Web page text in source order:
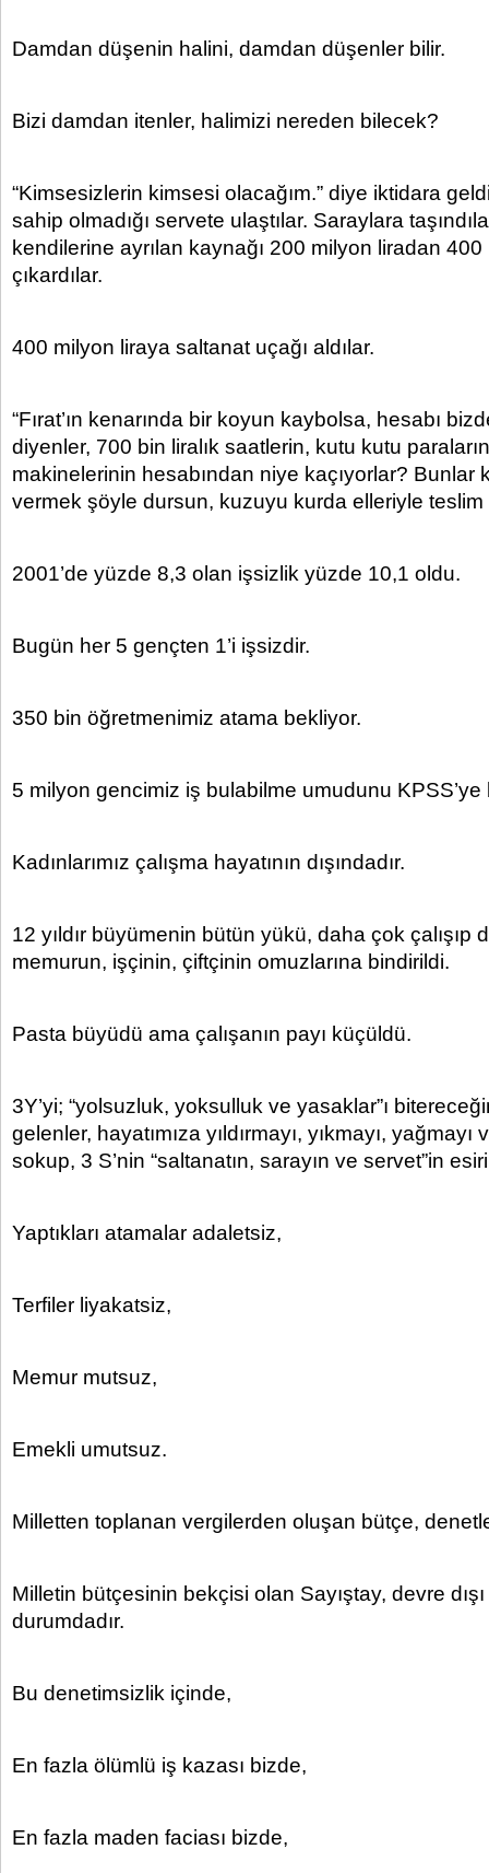
Damdan düşenin halini, damdan düşenler bilir.
Bizi damdan itenler, halimizi nereden bilecek?
“Kimsesizlerin kimsesi olacağım.” diye iktidara
sahip olmadığı servete ulaştılar. Saraylara
kendilerine ayrılan kaynağı 200 milyon liradan
çıkardılar.
400 milyon liraya saltanat uçağı aldılar.
“Fırat’ın kenarında bir koyun kaybolsa, hesabı
diyenler, 700 bin liralık saatlerin, kutu kutu
makinelerinin hesabından niye kaçıyorlar? Bunlar
vermek şöyle dursun, kuzuyu kurda elleriyle teslim
2001’de yüzde 8,3 olan işsizlik yüzde 10,1 oldu.
Bugün her 5 gençten 1’i işsizdir.
350 bin öğretmenimiz atama bekliyor.
5 milyon gencimiz iş bulabilme umudunu KPSS’ye
Kadınlarımız çalışma hayatının dışındadır.
12 yıldır büyümenin bütün yükü, daha çok çalışıp
memurun, işçinin, çiftçinin omuzlarına bindirildi.
Pasta büyüdü ama çalışanın payı küçüldü.
3Y’yi; “yolsuzluk, yoksulluk ve yasaklar”ı
gelenler, hayatımıza yıldırmayı, yıkmayı, yağmayı
sokup, 3 S’nin “saltanatın, sarayın ve servet”in
Yaptıkları atamalar adaletsiz,
Terfiler liyakatsiz,
Memur mutsuz,
Emekli umutsuz.
Milletten toplanan vergilerden oluşan bütçe,
Milletin bütçesinin bekçisi olan Sayıştay, devre dışı
durumdadır.
Bu denetimsizlik içinde,
En fazla ölümlü iş kazası bizde,
En fazla maden faciası bizde,